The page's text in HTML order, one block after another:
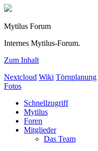
Mytilus Forum
Internes Mytilus-Forum.
Zum Inhalt
Nextcloud Wiki Törnplanung
Fotos
Schnellzugriff
Mytilus
Foren
Mitglieder
Das Team